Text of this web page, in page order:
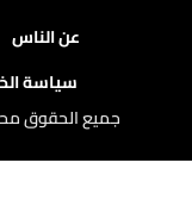
عن الناس
سياسة
جميع الحقوق